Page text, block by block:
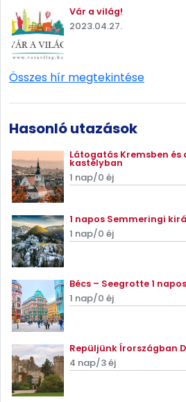
Vár a világ!
2023.04.27.
Összes hír megtekintése
Hasonló utazások
Látogatás Kremsben és
kastélyban
1 nap/0 éj
1 napos Semmeringi
1 nap/0 éj
Bécs – Seegrotte 1
1 nap/0 éj
Repüljünk Írországban
4 nap/3 éj